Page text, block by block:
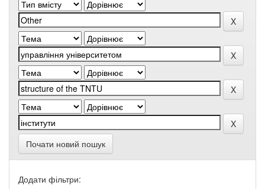
Почати новий пошук
Додати фільтри: